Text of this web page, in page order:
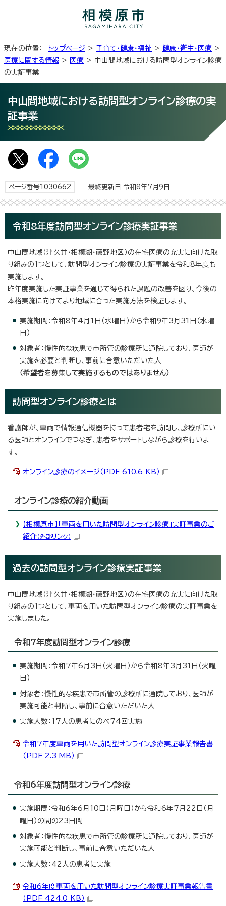
現在の位置： トップページ > 子育て・健康・福祉 > 健康・衛生・医療 >
医療に関する情報 > 医療 > 中山間地域における訪問型オンライン診療
の実証事業
中山間地域における訪問型オンライン診療の実
証事業
ページ番号1030662 最終更新日 令和8年7月9日
令和8年度訪問型オンライン診療実証事業
中山間地域（津久井・相模湖・藤野地区）の在宅医療の充実に向けた取
り組みの1つとして、訪問型オンライン診療の実証事業を令和8年度も
実施します。
昨年度実施した実証事業を通じて得られた課題の改善を図り、今後の
本格実施に向けてより地域に合った実施方法を検証します。
実施期間：令和8年4月1日（水曜日）から令和9年3月31日（水曜
日）
対象者：慢性的な疾患で市所管の診療所に通院しており、医師が
実施を必要と判断し、事前に合意いただいた人
（希望者を募集して実施するものではありません）
訪問型オンライン診療とは
看護師が、車両で情報通信機器を持って患者宅を訪問し、診療所にい
る医師とオンラインでつなぎ、患者をサポートしながら診療を行いま
す。
オンライン診療のイメージ（PDF 610.6 KB）
オンライン診療の紹介動画
【相模原市】「車両を用いた訪問型オンライン診療」実証事業のご
紹介（外部リンク）
過去の訪問型オンライン診療実証事業
中山間地域（津久井・相模湖・藤野地区）の在宅医療の充実に向けた取
り組みの1つとして、車両を用いた訪問型オンライン診療の実証事業を
実施しました。
令和7年度訪問型オンライン診療
実施期間：令和7年6月3日（火曜日）から令和8年3月31日（火曜
日）
対象者：慢性的な疾患で市所管の診療所に通院しており、医師が
実施可能と判断し、事前に合意いただいた人
実施人数：17人の患者にのべ74回実施
令和7年度車両を用いた訪問型オンライン診療実証事業報告書
（PDF 2.3 MB）
令和6年度訪問型オンライン診療
実施期間：令和6年6月10日（月曜日）から令和6年7月22日（月
曜日）の間の23日間
対象者：慢性的な疾患で市所管の診療所に通院しており、医師が
実施可能と判断し、事前に合意いただいた人
実施人数：42人の患者に実施
令和6年度車両を用いた訪問型オンライン診療実証事業報告書
（PDF 424.0 KB）